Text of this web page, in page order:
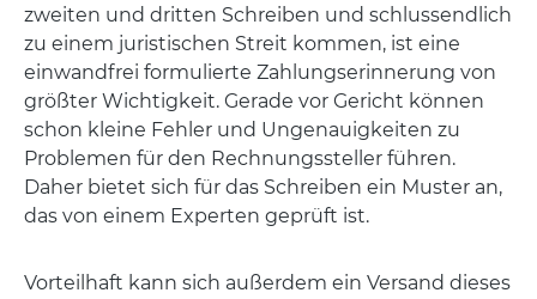
zweiten und dritten Schreiben und schlussendlich
zu einem juristischen Streit kommen, ist eine
einwandfrei formulierte Zahlungserinnerung von
größter Wichtigkeit. Gerade vor Gericht können
schon kleine Fehler und Ungenauigkeiten zu
Problemen für den Rechnungssteller führen.
Daher bietet sich für das Schreiben ein Muster an,
das von einem Experten geprüft ist.
Vorteilhaft kann sich außerdem ein Versand dieses